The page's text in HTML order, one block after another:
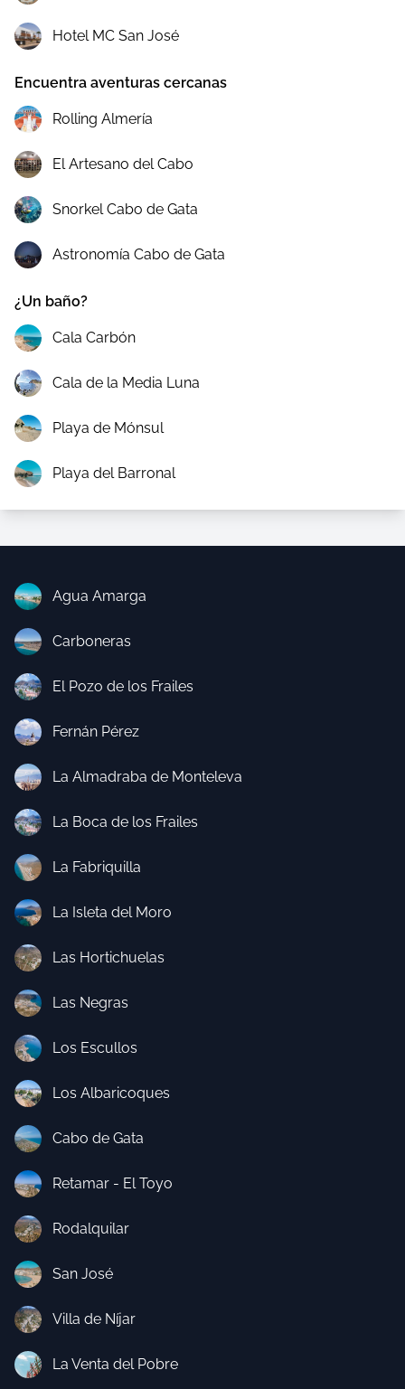
Hotel MC San José
Encuentra aventuras cercanas
Rolling Almería
El Artesano del Cabo
Snorkel Cabo de Gata
Astronomía Cabo de Gata
¿Un baño?
Cala Carbón
Cala de la Media Luna
Playa de Mónsul
Playa del Barronal
Agua Amarga
Carboneras
El Pozo de los Frailes
Fernán Pérez
La Almadraba de Monteleva
La Boca de los Frailes
La Fabriquilla
La Isleta del Moro
Las Hortichuelas
Las Negras
Los Escullos
Los Albaricoques
Cabo de Gata
Retamar - El Toyo
Rodalquilar
San José
Villa de Níjar
La Venta del Pobre